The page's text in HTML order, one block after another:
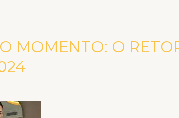
MOMENTO: O